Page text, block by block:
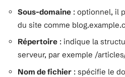
Sous-domaine : optionnel, il
du site comme
Répertoire : indique la
serveur, par exemple /
Nom de fichier : spécifie le